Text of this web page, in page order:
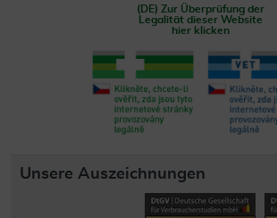
(DE) Zur Überprüfung der
Legalität dieser Website
hier klicken
Unsere Auszeichnungen